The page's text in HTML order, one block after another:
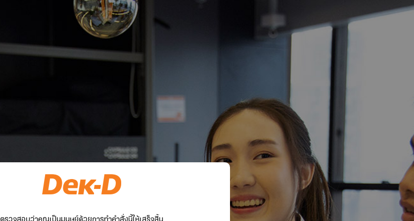
ตรวจสอบว่าคุณเป็นมนุษย์ด้วยการทำคำสั่งนี้ให้เสร็จสิ้น